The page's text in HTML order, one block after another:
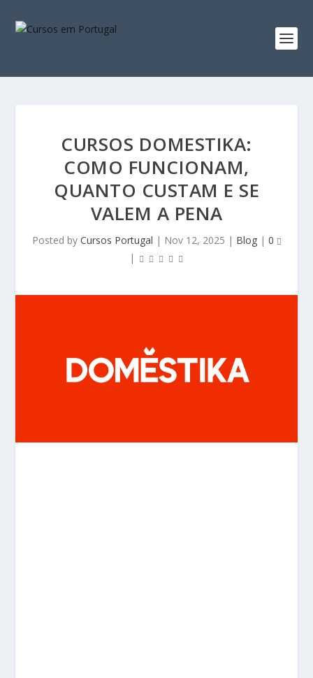
CURSOS DOMESTIKA:
COMO FUNCIONAM,
QUANTO CUSTAM E SE
VALEM A PENA
Posted by Cursos Portugal | Nov 12, 2025 | Blog| 0
|